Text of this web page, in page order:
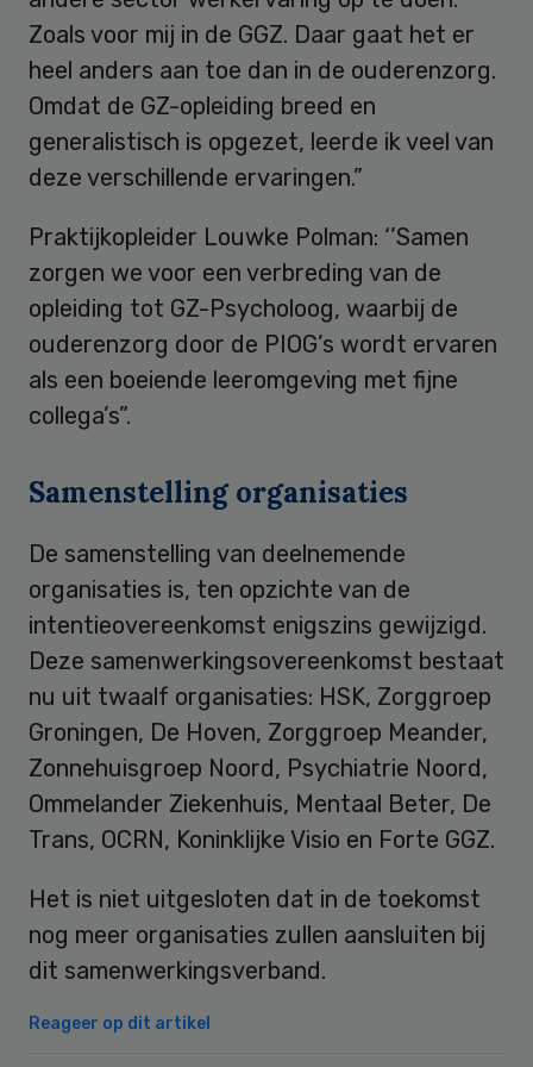
Zoals voor mij in de GGZ. Daar gaat het er
heel anders aan toe dan in de ouderenzorg.
Omdat de GZ-opleiding breed en
generalistisch is opgezet, leerde ik veel van
deze verschillende ervaringen.”
Praktijkopleider Louwke Polman: ‘’Samen
zorgen we voor een verbreding van de
opleiding tot GZ-Psycholoog, waarbij de
ouderenzorg door de PIOG’s wordt ervaren
als een boeiende leeromgeving met fijne
collega’s”.
Samenstelling organisaties
De samenstelling van deelnemende
organisaties is, ten opzichte van de
intentieovereenkomst enigszins gewijzigd.
Deze samenwerkingsovereenkomst bestaat
nu uit twaalf organisaties: HSK, Zorggroep
Groningen, De Hoven, Zorggroep Meander,
Zonnehuisgroep Noord, Psychiatrie Noord,
Ommelander Ziekenhuis, Mentaal Beter, De
Trans, OCRN, Koninklijke Visio en Forte GGZ.
Het is niet uitgesloten dat in de toekomst
nog meer organisaties zullen aansluiten bij
dit samenwerkingsverband.
Reageer op dit artikel